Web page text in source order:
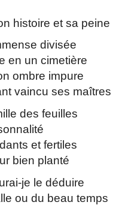
histoire et sa peine
divisée
en un cimetière
ombre impure
vaincu ses maîtres
des feuilles
et fertiles
bien planté
je le déduire
ou du beau temps